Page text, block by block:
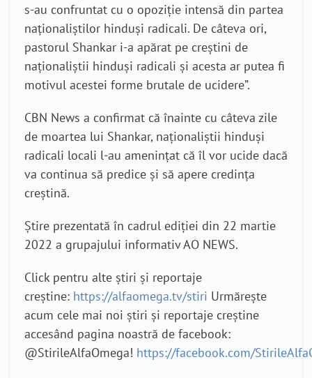
s-au confruntat cu o opoziție intensă din partea
naționaliștilor hinduși radicali. De câteva ori,
pastorul Shankar i-a apărat pe creștini de
naționaliștii hinduși radicali și acesta ar putea fi
motivul acestei forme brutale de ucidere”.
CBN News a confirmat că înainte cu câteva zile
de moartea lui Shankar, naționaliștii hinduși
radicali locali l-au amenințat că îl vor ucide dacă
va continua să predice și să apere credința
creștină.
Știre prezentată în cadrul ediției din 22 martie
2022 a grupajului informativ AO NEWS.
Click pentru alte știri și reportaje
creștine: https://alfaomega.tv/stiri Urmărește
acum cele mai noi știri și reportaje creștine
accesând pagina noastră de facebook:
@StirileAlfaOmega! https://facebook.com/